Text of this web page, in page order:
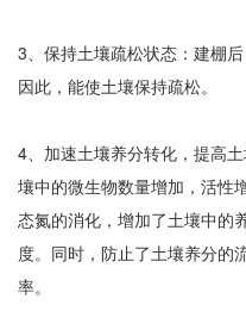
3、保持土壤疏松状态：建棚
因此，能使土壤保持疏松。
4、加速土壤养分转化，提高
壤中的微生物数量增加，活性
态氮的消化，增加了土壤中的
度。同时，防止了土壤养分的
率。